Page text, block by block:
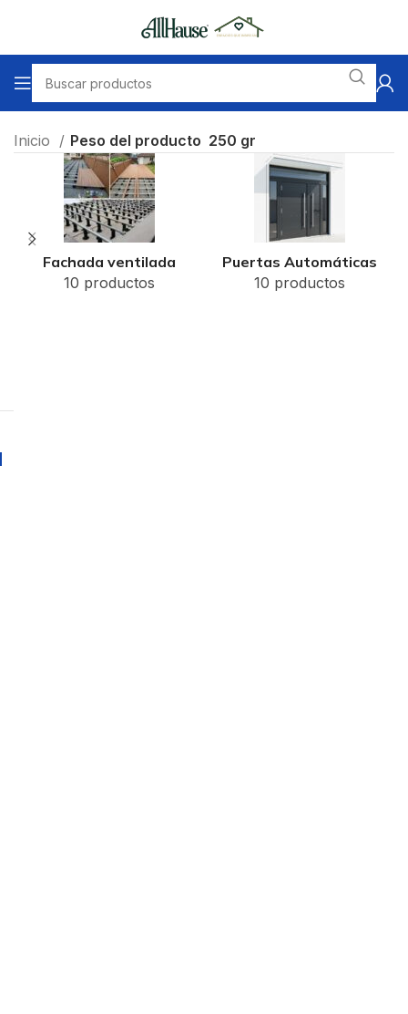
Inicio Peso del producto 250 gr
Fachada ventilada
10 productos
Puertas Automáticas
10 productos